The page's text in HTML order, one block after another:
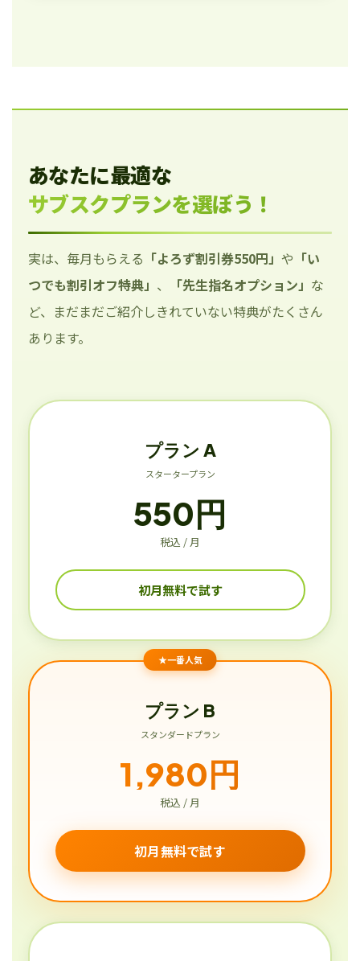
あなたに最適な
サブスクプランを選ぼう！
実は、毎月もらえる 「よろず割引券550円」 や 「い
つでも割引オフ特典」 、 「先生指名オプション」 な
ど、まだまだご紹介しきれていない特典がたくさん
あります。
プラン A
スタータープラン
550円
税込 / 月
初月無料で試す
★一番人気
プラン B
スタンダードプラン
1,980円
税込 / 月
初月無料で試す